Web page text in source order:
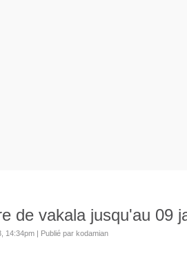
de vakala jusqu'au 09
14:34pm | Publié par kodamian